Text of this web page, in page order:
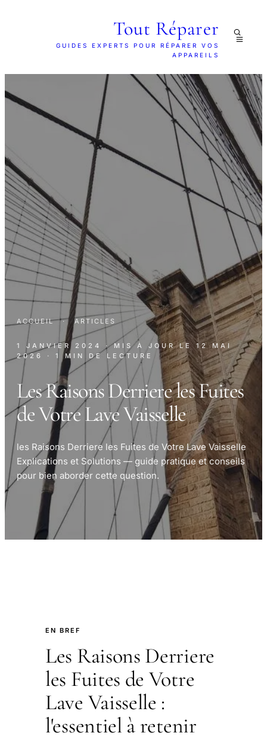
Tout Réparer
GUIDES EXPERTS POUR RÉPARER VOS
APPAREILS
ACCUEIL · ARTICLES
1 JANVIER 2024 · MIS À JOUR LE 12 MAI
2026
· 1 MIN DE LECTURE
Les Raisons Derriere les Fuites
de Votre Lave Vaisselle
les Raisons Derriere les Fuites de Votre Lave Vaisselle
Explications et Solutions — guide pratique et conseils
pour bien aborder cette question.
EN BREF
Les Raisons Derriere
les Fuites de Votre
Lave Vaisselle :
l'essentiel à retenir